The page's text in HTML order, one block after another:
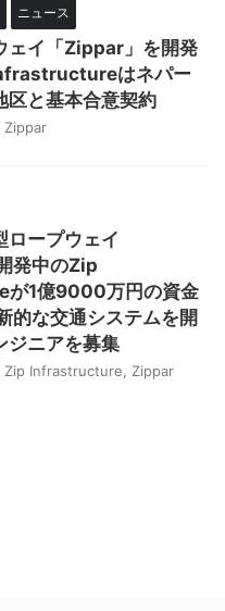
ニュース
ェイ「Zippar」を開発
はネパー
区と基本合意契約
Zippar
ロープウェイ
発中のZip
1億9000万円の資金
的な交通システムを開
ジニアを募集
Zip Infrastructure Zippar